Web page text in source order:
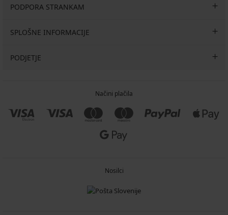
PODPORA STRANKAM
SPLOŠNE INFORMACIJE
PODJETJE
Načini plačila
Nosilci